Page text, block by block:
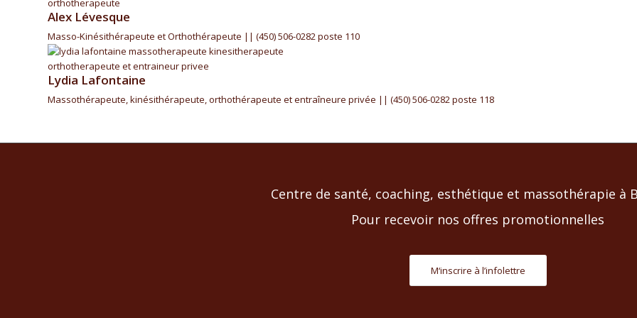
Alex Lévesque
Masso-Kinésithérapeute et Orthothérapeute || (450) 506-0282 poste 110
Lydia Lafontaine
Massothérapeute, kinésithérapeute, orthothérapeute et entraîneure privée || ‭(450) 506-0282 poste 118
Centre de santé, coaching, esthétique et massothérapie à
Pour recevoir nos offres promotionnelles
M‘inscrire à l’infolettre